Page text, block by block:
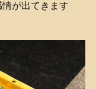
が出てきます